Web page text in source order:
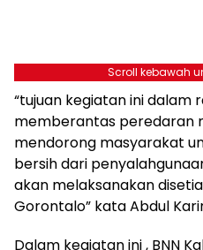
Scroll kebawah
“tujuan kegiatan ini dalam
memberantas peredaran
mendorong masyarakat
bersih dari
akan melaksanakan
Gorontalo” kata Abdul
Dalam kegiatan ini , BNN